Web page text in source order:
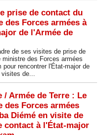
prise de contact du
des Forces armées à
de l'Armée de
de ses visites de prise de
ministre des Forces armées
rencontrer l'État-major de
visites de...
/ Armée de Terre : Le
des Forces armées
Diémé en visite de
contact à l'État-major